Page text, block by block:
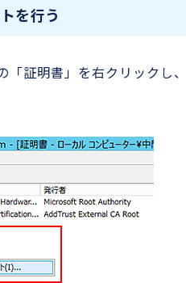
を行う
「証明書」を右クリックし